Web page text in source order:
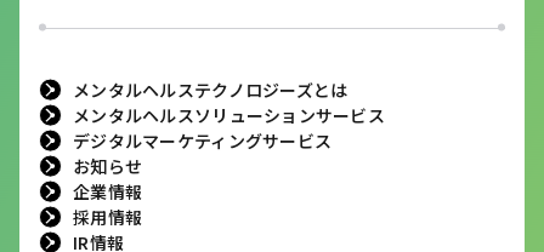
メンタルヘルステクノロジーズとは
メンタルヘルスソリューションサービス
デジタルマーケティングサービス
お知らせ
企業情報
採用情報
IR情報